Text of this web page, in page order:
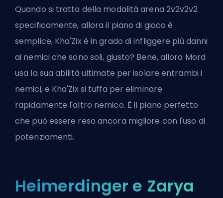
Quando si tratta della modalità arena 2v2v2v2
specificamente, allora il piano di gioco è
semplice, Kha'Zix è in grado di infliggere più danni
ai nemici che sono soli, giusto? Bene, allora Mord
usa la sua abilità ultimate per isolare entrambi i
nemici, e Kha'Zix si tuffa per eliminare
rapidamente l'altro nemico. È il piano perfetto
che può essere reso ancora migliore con l'uso di
potenziamenti.
Heimerdinger e Zarya